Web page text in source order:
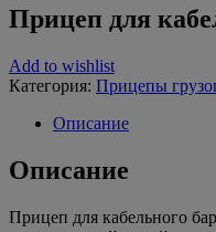
Прицеп для
Add to wishlist
Категория: Прицепы
Описание
Описание
Прицеп для кабельного